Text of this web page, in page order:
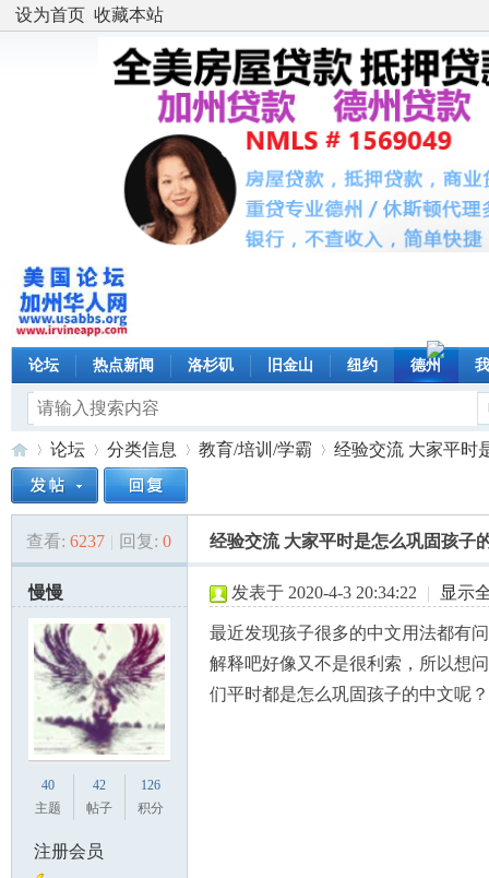
设为首页 收藏本站
论坛 热点新闻 洛杉矶 旧金山 纽约 德州
美»
论坛
›
分类信息 教育/培训/学霸
›
经验交流 大家平时
查看: 6237 | 回复: 0 经验交流 大家平时是怎么巩固孩子
慢慢
40
主题
42
帖子
126
积分
注册会员
发表于 2020-4-3 20:34:22 | 显示
最近发现孩子很多的中文用法都有
解释吧好像又不是很利索，所以想
们平时都是怎么巩固孩子的中文呢？